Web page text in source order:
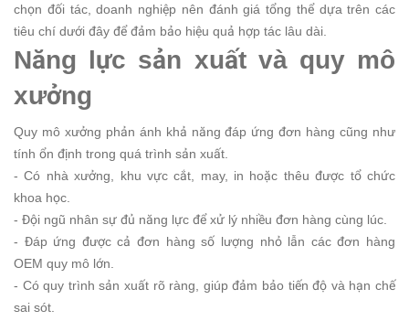
chọn đối tác, doanh nghiệp nên đánh giá tổng thể dựa trên các
tiêu chí dưới đây để đảm bảo hiệu quả hợp tác lâu dài.
Năng lực sản xuất và quy mô
xưởng
Quy mô xưởng phản ánh khả năng đáp ứng đơn hàng cũng như
tính ổn định trong quá trình sản xuất.
- Có nhà xưởng, khu vực cắt, may, in hoặc thêu được tổ chức
khoa học.
- Đội ngũ nhân sự đủ năng lực để xử lý nhiều đơn hàng cùng lúc.
- Đáp ứng được cả đơn hàng số lượng nhỏ lẫn các đơn hàng
OEM quy mô lớn.
- Có quy trình sản xuất rõ ràng, giúp đảm bảo tiến độ và hạn chế
sai sót.